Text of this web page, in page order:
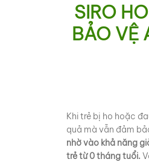
SIRO
BẢO VỆ
Khi trẻ bị ho hoặc
quả mà vẫn đảm
nhờ vào khả năng
trẻ từ 0 tháng tuổi.